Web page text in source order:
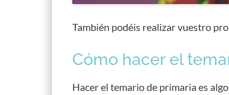
También podéis realizar vuestro
Cómo hacer el
Hacer el temario de primaria es